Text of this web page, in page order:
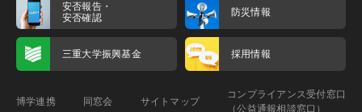
安否報告・
安否確認
防災情報
三重大学振興基金 採用情報
博学連携 同窓会 サイトマップ
コンプライアンス受付窓口
（公益通報相談窓口）